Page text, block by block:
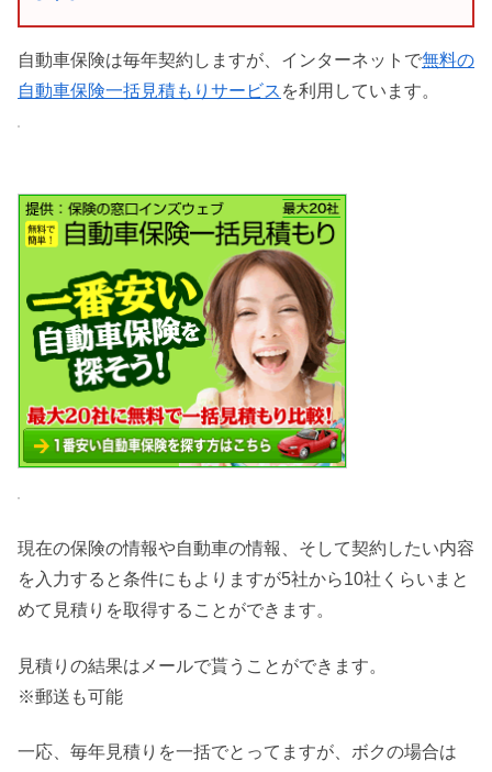
自動車保険は毎年契約しますが、インターネットで無料の
自動車保険一括見積もりサービス を利用しています。
現在の保険の情報や自動車の情報、そして契約したい内容
を入力すると条件にもよりますが5社から10社くらいまと
めて見積りを取得することができます。
見積りの結果はメールで貰うことができます。
※郵送も可能
一応、毎年見積りを一括でとってますが、ボクの場合は